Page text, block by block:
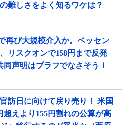
難しさをよく知るワケは？
再び大規模介入か。ベッセン
リスクオンで158円まで反発
声明はブラフでなさそう！
訪日に向けて戻り売り！ 米国
超えより155円割れの公算が高